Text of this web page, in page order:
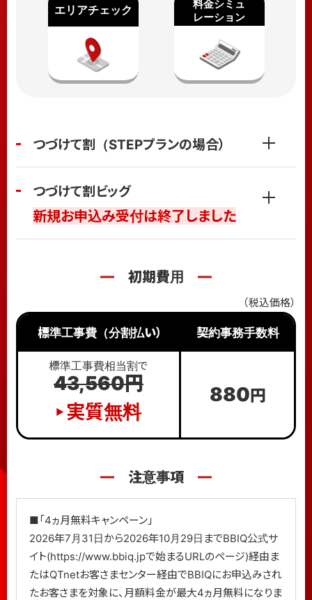
つづけて割（STEPプランの場合）
つづけて割ビッグ
新規お申込み受付は終了しました
初期費用
（税込価格）
標準工事費（分割払い） 契約事務手数料
標準工事費相当割で
43,560円
▶ 実質無料
880 円
注意事項
■「4ヵ月無料キャンペーン」
2026年7月31日から2026年10月29日までBBIQ公式サ
イト(https://www.bbiq.jpで始まるURLのページ)経由ま
たはQTnetお客さまセンター経由でBBIQにお申込みされ
たお客さまを対象に、月額料金が最大4ヵ月無料になりま